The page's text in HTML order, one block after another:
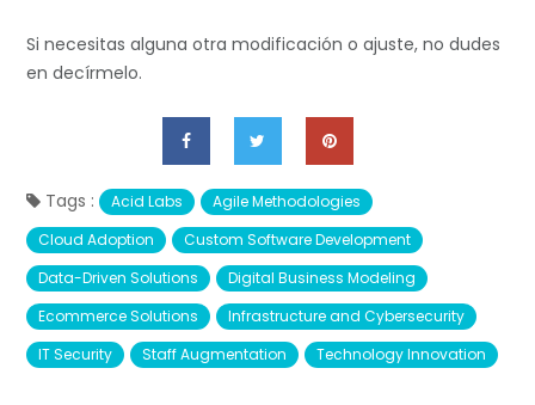
Si necesitas alguna otra modificación o ajuste, no dudes
en decírmelo.
Tags : Acid Labs
Agile Methodologies
Cloud Adoption
Custom Software Development
Data-Driven Solutions
Digital Business Modeling
Ecommerce Solutions
Infrastructure and Cybersecurity
IT Security
Staff Augmentation Technology Innovation